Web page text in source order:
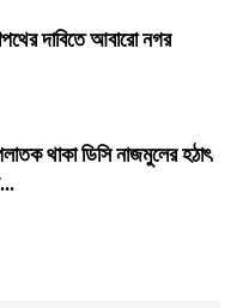
দাবিতে আবারো নগর
থাকা ডিসি নাজমুলের হঠাৎ